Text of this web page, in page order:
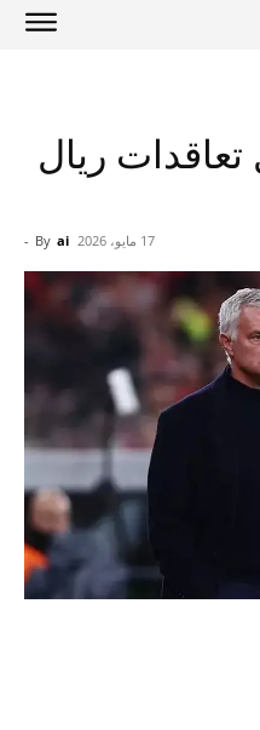
تعاقدات ريال
By ai
- 17 مايو، 2026